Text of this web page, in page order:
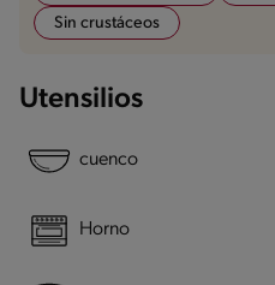
Sin crustáceos
Utensilios
cuenco
Horno